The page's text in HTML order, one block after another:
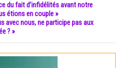
du fait d’infidélités avant notre
étions en couple »
avec nous, ne participe pas aux
? »